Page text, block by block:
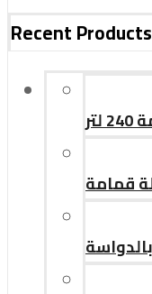
Recent Products
قمامة